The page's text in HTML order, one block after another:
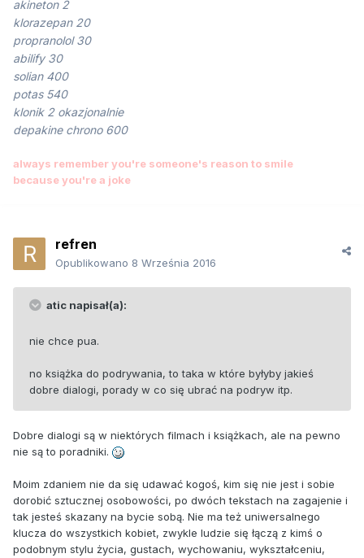
akineton 2
klorazepan 20
propranolol 30
abilify 30
solian 400
potas 540
klonik 2 okazjonalnie
depakine chrono 600
always remember you're someone's reason to smile
because you're a joke
refren
Opublikowano 8 Września 2016
atic napisał(a):
nie chce pua.
no książka do podrywania, to taka w które byłyby jakieś
dobre dialogi, porady w co się ubrać na podryw itp.
Dobre dialogi są w niektórych filmach i książkach, ale na pewno
nie są to poradniki.
Moim zdaniem nie da się udawać kogoś, kim się nie jest i sobie
dorobić sztucznej osobowości, po dwóch tekstach na zagajenie i
tak jesteś skazany na bycie sobą. Nie ma też uniwersalnego
klucza do wszystkich kobiet, zwykle ludzie się łączą z kimś o
podobnym stylu życia, gustach, wychowaniu, wykształceniu,